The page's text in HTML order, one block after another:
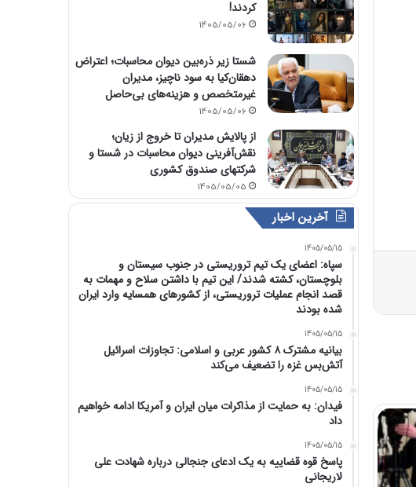
کردند!
1405/05/06
شستا زیر ذره‌بین دیوان محاسبات؛ اعتراض
دهقان‌کیا به سود ناچیز، مدیران
غیرمتخصص و هزینه‌های بی‌حاصل
1405/05/06
از پالایش مدیران تا خروج از زیان؛
نقش‌آفرینی دیوان محاسبات در شستا و
شرکتهای صندوق کشوری
1405/05/05
آخرین اخبار
1405/05/15
سپاه: اعضای یک تیم تروریستی در جنوب سیستان و
بلوچستان، کشته شدند/ این تیم با داشتن سلاح و مهمات به
قصد انجام عملیات تروریستی، از کشورهای همسایه وارد ایران
شده بودند
1405/05/15
بیانیه مشترک ۸ کشور عربی و اسلامی: تجاوزات اسرائیل
آتش‌بس غزه را تضعیف می‌کند
1405/05/15
فیدان: به حمایت از مذاکرات میان ایران و آمریکا ادامه خواهیم
داد
1405/05/15
پاسخ قوه قضاییه به یک ادعای جنجالی درباره شهادت علی
لاریجانی